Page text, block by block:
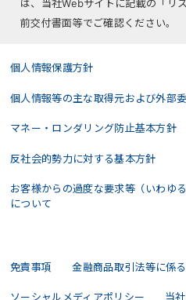
は、当社Webサイトに記載の「リ
前交付書面等でご確認ください。
個人情報保護方針
個人情報等の主な取得元および外部
マネー・ロンダリング防止基本方針
反社会的勢力に対する基本方針
お客様からの過度な要求等（いわゆ
について
免責事項 金融商品取引法等に係
ソーシャルメディアポリシー 当